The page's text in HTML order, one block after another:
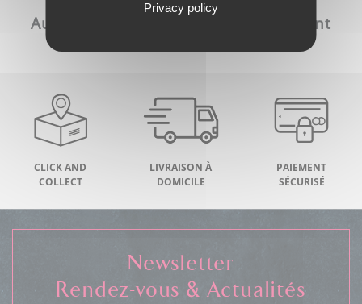
Aucun commentaire pour le moment
CLICK AND
COLLECT
LIVRAISON À
DOMICILE
PAIEMENT
SÉCURISÉ
Newsletter
Rendez-vous & Actualités
Privacy policy